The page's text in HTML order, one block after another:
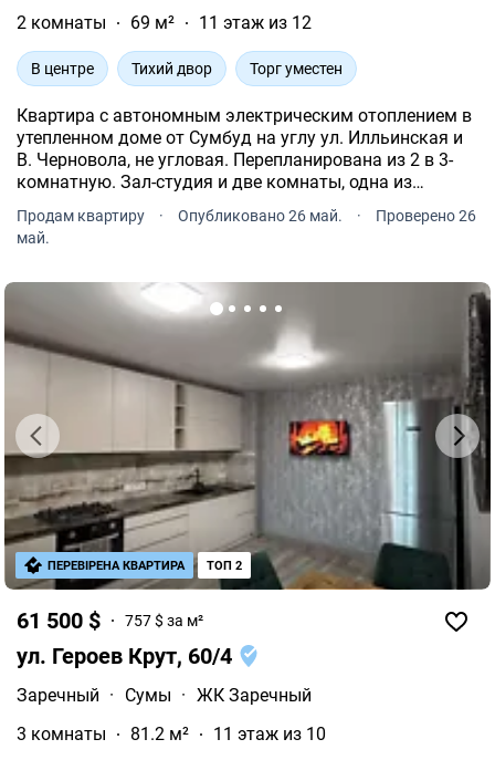
2 комнаты
69 м² 11 этаж из 12
В центре Тихий двор Торг уместен
Квартира с автономным электрическим отоплением в
утепленном доме от Сумбуд на углу ул. Илльинская и
В. Черновола, не угловая. Перепланирована из 2 в 3-
комнатную. Зал-студия и две комнаты, одна из
которых не имеет окон, что в нынешних условиях
является оптимальным вариантом.
Продам квартиру · Опубликовано 26 май. ·
Проверено 26
май.
61 500 $ 757 $ за м²
ул. Героев Крут, 60/4
Заречный · Сумы · ЖК Заречный
3 комнаты
81.2 м²
11 этаж из 10
ПЕРЕВІРЕНА КВАРТИРА ТОП 2